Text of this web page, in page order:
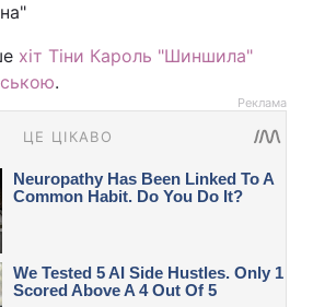
хіт Тіни Кароль "Шиншила"
.
Реклама